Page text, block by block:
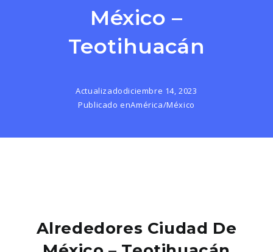
México –
Teotihuacán
Actualizadodiciembre 14, 2023
Publicado enAmérica/México
Alrededores Ciudad De